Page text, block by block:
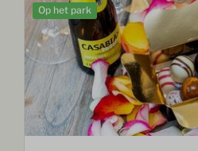
Op het park